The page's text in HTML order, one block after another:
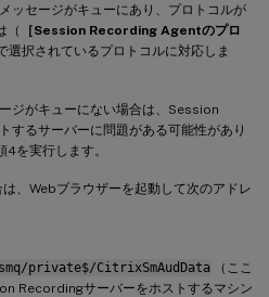
ッセージがキューにあり、プロトコルが
（
［Session Recording Agentのプロ
選択されているプロトコルに対応しま
ジがキューにない場合は、Session
するサーバーに問題がある可能性があり
を実行します。
、Webブラウザーを起動して次のアドレ
private$/CitrixSmAudData
（ここ
Recordingサーバーをホストするマシン